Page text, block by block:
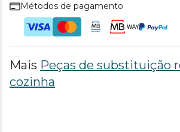
Métodos de pagamento
Mais Peças de substituição
cozinha